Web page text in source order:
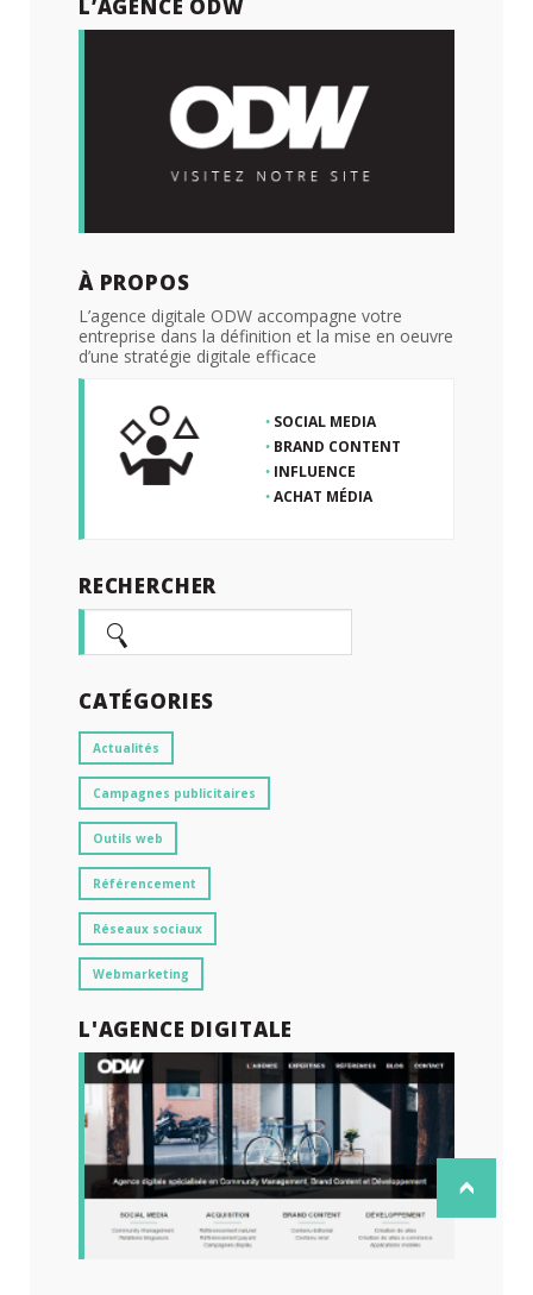
L’AGENCE ODW
À PROPOS
L’agence digitale ODW accompagne votre
entreprise dans la définition et la mise en oeuvre
d’une stratégie digitale efficace
SOCIAL MEDIA
BRAND CONTENT
INFLUENCE
ACHAT MÉDIA
RECHERCHER
CATÉGORIES
Actualités
Campagnes publicitaires
Outils web
Référencement
Réseaux sociaux
Webmarketing
L'AGENCE DIGITALE